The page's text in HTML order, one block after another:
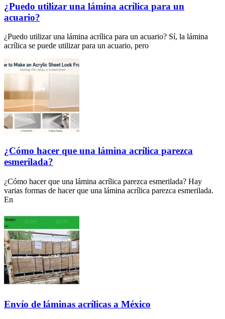
¿Puedo utilizar una lámina acrílica para un
acuario?
¿Puedo utilizar una lámina acrílica para un acuario? Sí, la lámina
acrílica se puede utilizar para un acuario, pero
¿Cómo hacer que una lámina acrílica parezca
esmerilada?
¿Cómo hacer que una lámina acrílica parezca esmerilada? Hay
varias formas de hacer que una lámina acrílica parezca esmerilada.
En
Envío de láminas acrílicas a México